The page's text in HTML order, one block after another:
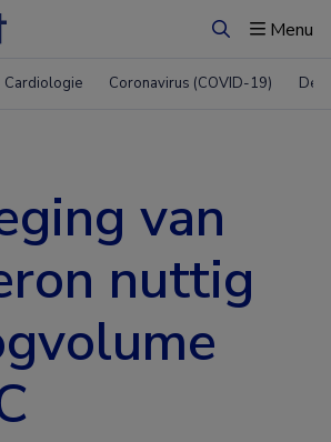
ZoekenMenu
Cardiologie Coronavirus (COVID-19)
van
nuttig